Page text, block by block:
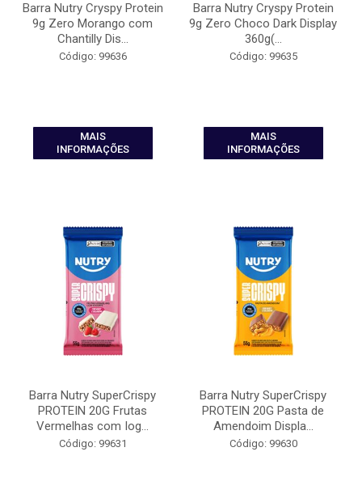
Barra Nutry Cryspy Protein
9g Zero Morango com
Chantilly Dis...
Código: 99636
MAIS
INFORMAÇÕES
Barra Nutry Cryspy Protein
9g Zero Choco Dark Display
360g(...
Código: 99635
MAIS
INFORMAÇÕES
Barra Nutry SuperCrispy
PROTEIN 20G Frutas
Vermelhas com Iog...
Código: 99631
Barra Nutry SuperCrispy
PROTEIN 20G Pasta de
Amendoim Displa...
Código: 99630